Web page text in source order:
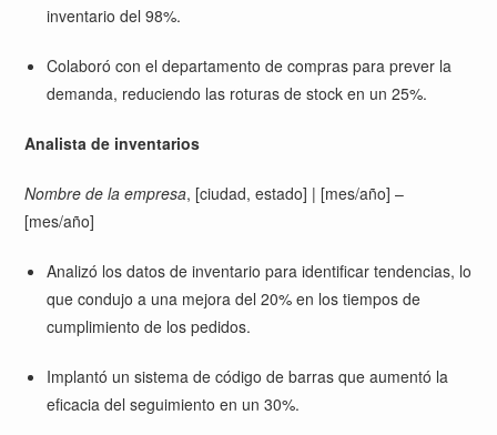
inventario del 98%.
Colaboró con el departamento de compras para prever la
demanda, reduciendo las roturas de stock en un 25%.
Analista de inventarios
Nombre de la empresa, [ciudad, estado] | [mes/año] –
[mes/año]
Analizó los datos de inventario para identificar tendencias, lo
que condujo a una mejora del 20% en los tiempos de
cumplimiento de los pedidos.
Implantó un sistema de código de barras que aumentó la
eficacia del seguimiento en un 30%.